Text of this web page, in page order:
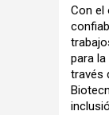
Con el
para
través